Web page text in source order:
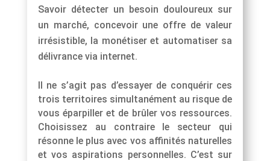
Savoir détecter un besoin douloureux sur
un marché, concevoir une offre de valeur
irrésistible, la monétiser et automatiser sa
délivrance via internet.
Il ne s’agit pas d’essayer de conquérir ces
trois territoires simultanément au risque de
vous éparpiller et de brûler vos ressources.
Choisissez au contraire le secteur qui
résonne le plus avec vos affinités naturelles
et vos aspirations personnelles. C’est sur